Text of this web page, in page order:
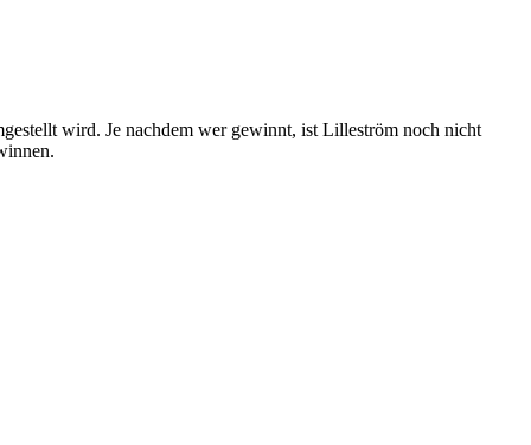
wird. Je nachdem wer gewinnt, ist Lilleström noch nicht